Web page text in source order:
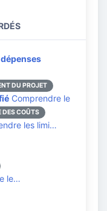
DU PROJET
Comprendre le
DES COÛTS
les limi…
le…